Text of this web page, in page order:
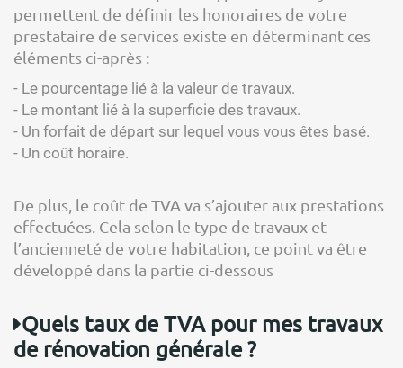
permettent de définir les honoraires de votre
prestataire de services existe en déterminant ces
éléments ci-après :
- Le pourcentage lié à la valeur de travaux.
- Le montant lié à la superficie des travaux.
- Un forfait de départ sur lequel vous vous êtes basé.
- Un coût horaire.
De plus, le coût de TVA va s’ajouter aux prestations
effectuées. Cela selon le type de travaux et
l’ancienneté de votre habitation, ce point va être
développé dans la partie ci-dessous
Quels taux de TVA pour mes travaux
de rénovation générale ?